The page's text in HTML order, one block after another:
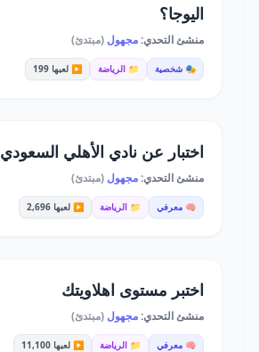
اليوجا؟
منشئ التحدي:مجهول (مبتدئ)
🎭 شخصية 📁 الرياضة ▶️ لعبها 199
اختبار عن نادي الأهلي السعودي
منشئ التحدي:مجهول (مبتدئ)
🧠 معرفي 📁 الرياضة ▶️ لعبها 2,696
اختبر مستوى اهلاويتك
منشئ التحدي:مجهول (مبتدئ)
🧠 معرفي 📁 الرياضة ▶️ لعبها 11,100